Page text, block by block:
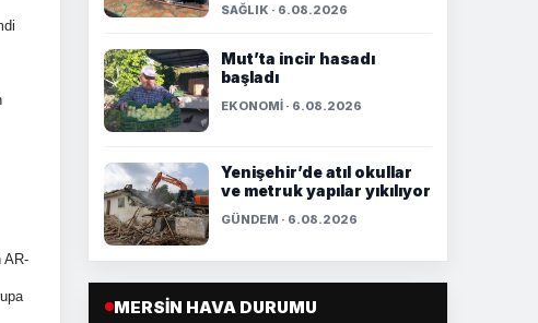
AR-
SAĞLIK · 6.08.2026
Mut’ta incir hasadı
başladı
EKONOMİ · 6.08.2026
Yenişehir’de atıl okullar
ve metruk yapılar yıkılıyor
GÜNDEM · 6.08.2026
MERSIN HAVA DURUMU